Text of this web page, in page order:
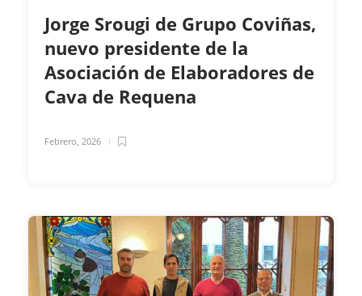
Jorge Srougi de Grupo Coviñas,
nuevo presidente de la
Asociación de Elaboradores de
Cava de Requena
Febrero, 2026